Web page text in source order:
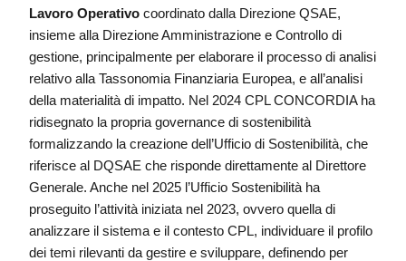
Lavoro Operativo coordinato dalla Direzione QSAE,
insieme alla Direzione Amministrazione e Controllo di
gestione, principalmente per elaborare il processo di analisi
relativo alla Tassonomia Finanziaria Europea, e all’analisi
della materialità di impatto. Nel 2024 CPL CONCORDIA ha
ridisegnato la propria governance di sostenibilità
formalizzando la creazione dell’Ufficio di Sostenibilità, che
riferisce al DQSAE che risponde direttamente al Direttore
Generale. Anche nel 2025 l’Ufficio Sostenibilità ha
proseguito l’attività iniziata nel 2023, ovvero quella di
analizzare il sistema e il contesto CPL, individuare il profilo
dei temi rilevanti da gestire e sviluppare, definendo per